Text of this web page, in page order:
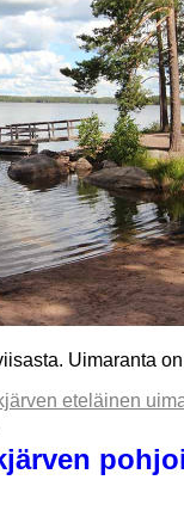
Uimaranta
eteläinen